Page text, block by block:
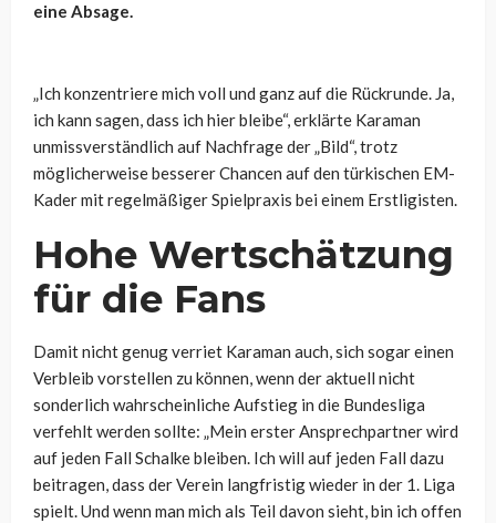
eine Absage.
„Ich konzentriere mich voll und ganz auf die Rückrunde. Ja,
ich kann sagen, dass ich hier bleibe“, erklärte Karaman
unmissverständlich auf Nachfrage der „Bild“, trotz
möglicherweise besserer Chancen auf den türkischen EM-
Kader mit regelmäßiger Spielpraxis bei einem Erstligisten.
Hohe Wertschätzung
für die Fans
Damit nicht genug verriet Karaman auch, sich sogar einen
Verbleib vorstellen zu können, wenn der aktuell nicht
sonderlich wahrscheinliche Aufstieg in die Bundesliga
verfehlt werden sollte: „Mein erster Ansprechpartner wird
auf jeden Fall Schalke bleiben. Ich will auf jeden Fall dazu
beitragen, dass der Verein langfristig wieder in der 1. Liga
spielt. Und wenn man mich als Teil davon sieht, bin ich offen